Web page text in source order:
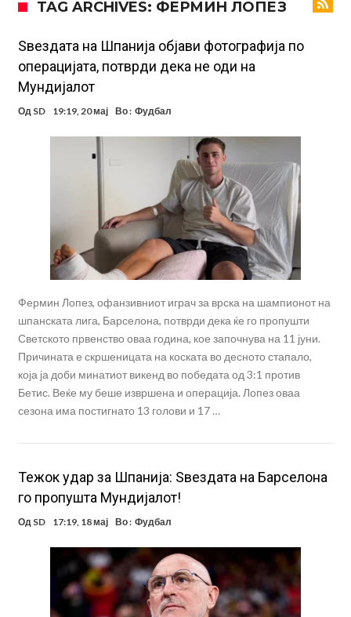
Ливерпул и Арсенал влегуваат во „војна“ поради фудбалер
вреден 69 милиони евра!
Кој го убеди Родри да ја избере Барселона?
Инфантино го возвраќа ударот, кој сè досега го поддржал?
„Влегувам на стадионот за да го разнесам Меси со четири бомби“
паричникот – ќе има уште засилувања!
После распродажба, време е Њукасл да ја отвори касата, дали
има 100.000.000 евра за да ги задоволи Германците?
Ова што се случи на другиот крај од планетата најдобро покажува
кој е и што е Лука Модриќ
TAG ARCHIVES: ФЕРМИН ЛОПЕЗ
Ѕвездата на Шпанија објави фотографија по
операцијата, потврди дека не оди на
Мундијалот
Од SD 19:19, 20 мај Во : Фудбал
Фермин Лопез, офанзивниот играч за врска на шампионот на
шпанската лига, Барселона, потврди дека ќе го пропушти
Светското првенство оваа година, кое започнува на 11 јуни.
Причината е скршеницата на коската во десното стапало,
која ја доби минатиот викенд во победата од 3:1 против
Бетис. Веќе му беше извршена и операција. Лопез оваа
сезона има постигнато 13 голови и 17 …
Teжок удар за Шпанија: Ѕвездата на Барселона
го пропушта Мундијалот!
Од SD 17:19, 18 мај Во : Фудбал